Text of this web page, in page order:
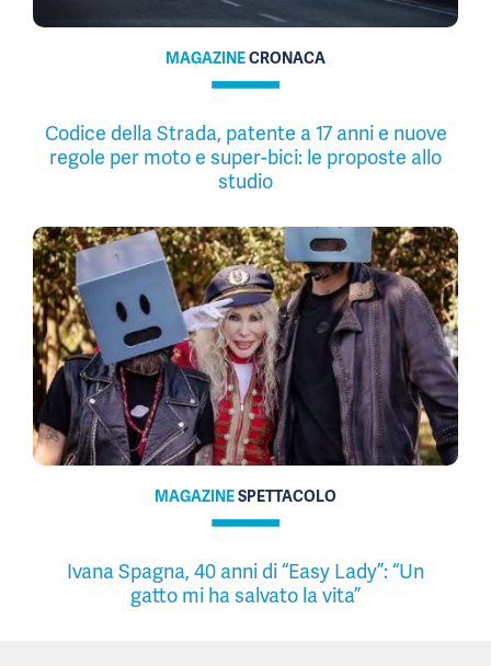
MAGAZINECRONACA
Codice della Strada, patente a 17 anni e nuove
regole per moto e super-bici: le proposte allo
studio
MAGAZINESPETTACOLO
Ivana Spagna, 40 anni di “Easy Lady”: “Un
gatto mi ha salvato la vita”